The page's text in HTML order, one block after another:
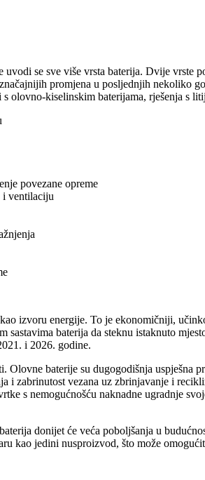
se sve više vrsta baterija. Dvije
promjena u posljednjih nekoliko
olovno-kiselinskim baterijama, rješenja s
povezane opreme
i ventilaciju
izvoru energije. To je ekonomičniji,
baterija da steknu istaknuto
i 2026. godine.
baterije su dugogodišnja uspješna
zabrinutost vezana uz zbrinjavanje i
s nemogućnošću naknadne ugradnje
donijet će veća poboljšanja u
kao jedini nusproizvod, što može